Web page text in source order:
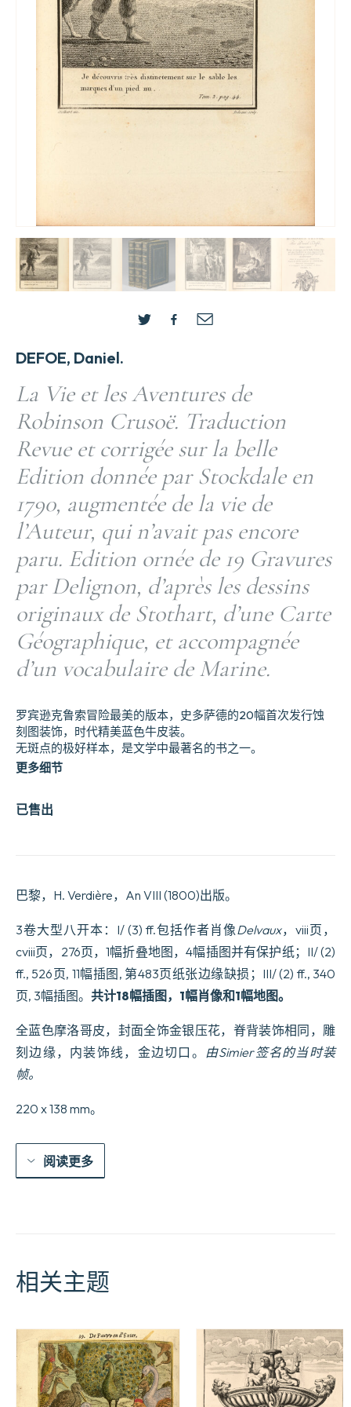
DEFOE, Daniel.
La Vie et les Aventures de
Robinson Crusoë. Traduction
Revue et corrigée sur la belle
Edition donnée par Stockdale en
1790, augmentée de la vie de
l’Auteur, qui n’avait pas encore
paru. Edition ornée de 19 Gravures
par Delignon, d’après les dessins
originaux de Stothart, d’une Carte
Géographique, et accompagnée
d’un vocabulaire de Marine.
已售出
罗宾逊克鲁索冒险最美的版本，史多萨德的20幅首次发行蚀
刻图装饰，时代精美蓝色牛皮装。
无斑点的极好样本，是文学中最著名的书之一。
更多细节
巴黎，H. Verdière，An VIII (1800)出版。
3卷大型八开本：I/ (3) ff.包括作者肖像Delvaux，viii页，
cviii页，276页，1幅折叠地图，4幅插图并有保护纸；II/ (2)
ff., 526页, 11幅插图, 第483页纸张边缘缺损；III/ (2) ff., 340
页, 3幅插图。 共计18幅插图，1幅肖像和1幅地图。
全蓝色摩洛哥皮，封面全饰金银压花，脊背装饰相同，雕
刻边缘，内装饰线，金边切口。 由Simier签名的当时装
帧。
220 x 138 mm。
阅读更多
相关主题